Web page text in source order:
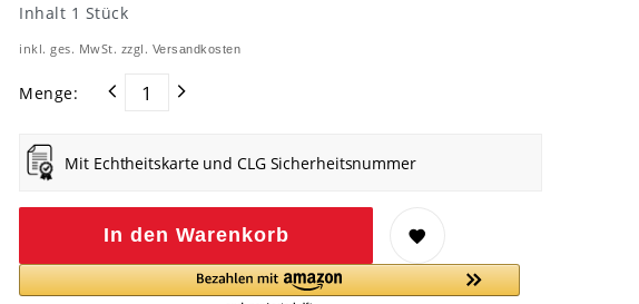
Inhalt 1 Stück
inkl. ges. MwSt. zzgl. Versandkosten
Menge:
Mit Echtheitskarte und CLG Sicherheitsnummer
In den Warenkorb